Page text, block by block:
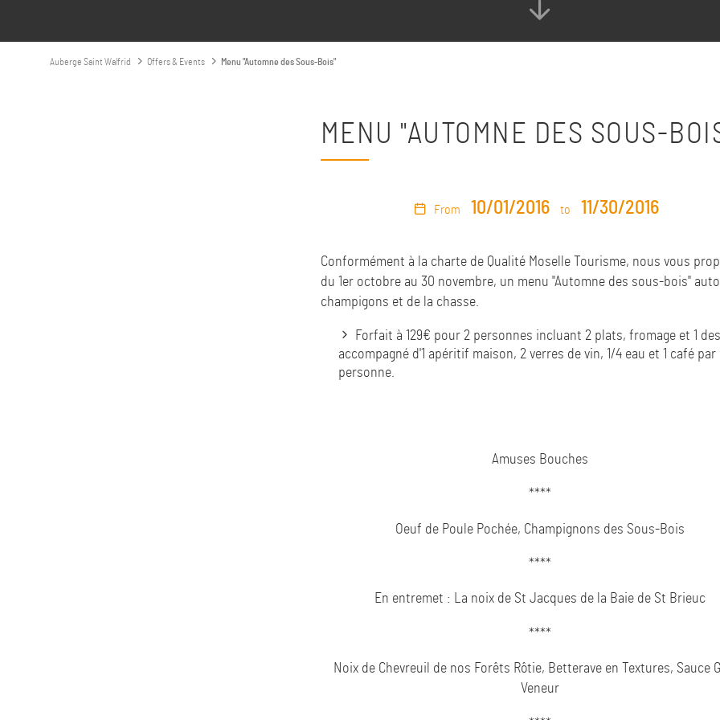
Auberge Saint Walfrid Offers & Events Menu "Automne des Sous-Bois"
MENU "AUTOMNE DES SOUS-
From 10/01/2016 to 11/30/2016
Conformément à la charte de Qualité Moselle Tourisme, nous vous
du 1er octobre au 30 novembre, un menu "Automne des sous-bois"
champigons et de la chasse.
Forfait à 129€ pour 2 personnes incluant 2 plats, fromage et 1
accompagné d'1 apéritif maison, 2 verres de vin, 1/4 eau et 1 café par
personne.
Amuses Bouches
****
Oeuf de Poule Pochée, Champignons des Sous-Bois
****
En entremet : La noix de St Jacques de la Baie de St Brieuc
****
Noix de Chevreuil de nos Forêts Rôtie, Betterave en Textures, Sauce
Veneur